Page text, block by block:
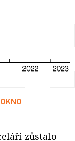
zůstalo